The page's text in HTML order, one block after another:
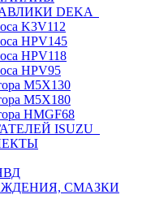
DEKA
K3V112
HPV145
HPV118
HPV95
M5X130
M5X180
HMGF68
ISUZU
СМАЗКИ